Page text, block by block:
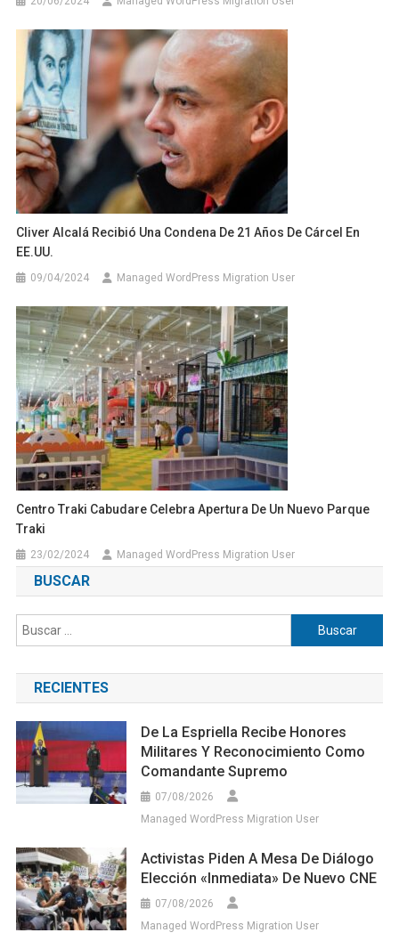
Cliver Alcalá Recibió Una Condena De 21 Años De Cárcel En
EE.UU.
09/04/2024 Managed WordPress Migration User
Centro Traki Cabudare Celebra Apertura De Un Nuevo Parque
Traki
23/02/2024 Managed WordPress Migration User
BUSCAR
Buscar:
RECIENTES
De La Espriella Recibe Honores
Militares Y Reconocimiento Como
Comandante Supremo
07/08/2026
Managed WordPress Migration User
Activistas Piden A Mesa De Diálogo
Elección «inmediata» De Nuevo CNE
07/08/2026
Managed WordPress Migration User